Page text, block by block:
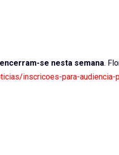
se nesta semana.
inscricoes-para-audiencia-